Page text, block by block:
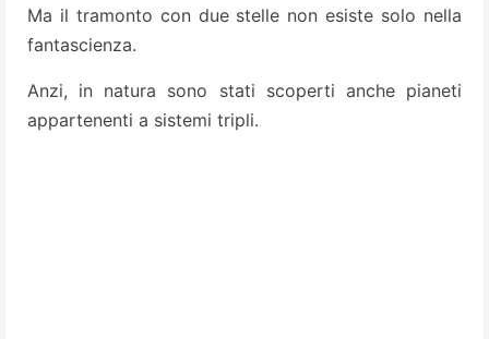
Ma il tramonto con due stelle non esiste solo nella
fantascienza.
Anzi, in natura sono stati scoperti anche pianeti
appartenenti a sistemi tripli.